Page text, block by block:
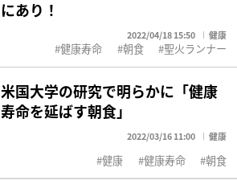
にあり！
2022/04/18 15:50 健康
健康寿命 朝食 聖火ランナー
米国大学の研究で明らかに「健康
寿命を延ばす朝食」
2022/03/16 11:00 健康
健康 健康寿命 朝食